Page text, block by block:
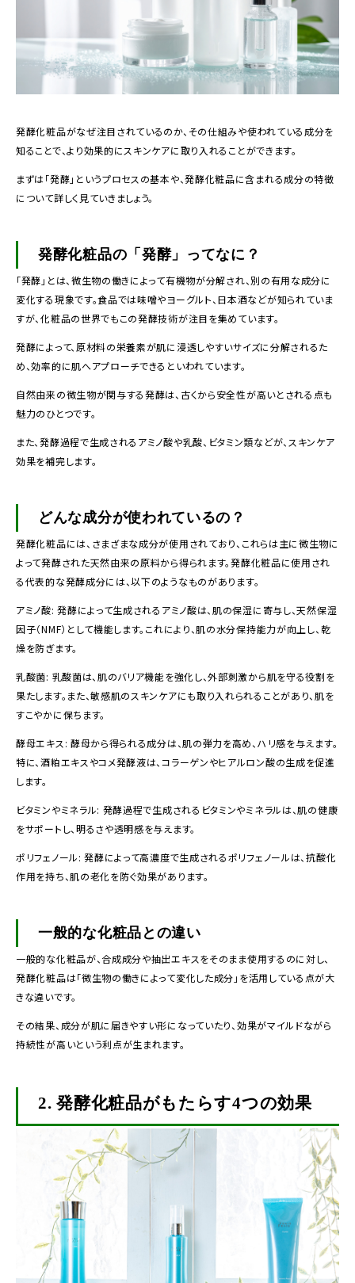
発酵化粧品がなぜ注目されているのか、その仕組みや使われている成分を
知ることで、より効果的にスキンケアに取り入れることができます。
まずは「発酵」というプロセスの基本や、発酵化粧品に含まれる成分の特徴
について詳しく見ていきましょう。
発酵化粧品の「発酵」ってなに？
「発酵」とは、微生物の働きによって有機物が分解され、別の有用な成分に
変化する現象です。食品では味噌やヨーグルト、日本酒などが知られていま
すが、化粧品の世界でもこの発酵技術が注目を集めています。
発酵によって、原材料の栄養素が肌に浸透しやすいサイズに分解されるた
め、効率的に肌へアプローチできるといわれています。
自然由来の微生物が関与する発酵は、古くから安全性が高いとされる点も
魅力のひとつです。
また、発酵過程で生成されるアミノ酸や乳酸、ビタミン類などが、スキンケア
効果を補完します。
どんな成分が使われているの？
発酵化粧品には、さまざまな成分が使用されており、これらは主に微生物に
よって発酵された天然由来の原料から得られます。発酵化粧品に使用され
る代表的な発酵成分には、以下のようなものがあります。
アミノ酸: 発酵によって生成されるアミノ酸は、肌の保湿に寄与し、天然保湿
因子（NMF）として機能します。これにより、肌の水分保持能力が向上し、乾
燥を防ぎます。
乳酸菌: 乳酸菌は、肌のバリア機能を強化し、外部刺激から肌を守る役割を
果たします。また、敏感肌のスキンケアにも取り入れられることがあり、肌を
すこやかに保ちます。
酵母エキス: 酵母から得られる成分は、肌の弾力を高め、ハリ感を与えます。
特に、酒粕エキスやコメ発酵液は、コラーゲンやヒアルロン酸の生成を促進
します。
ビタミンやミネラル: 発酵過程で生成されるビタミンやミネラルは、肌の健康
をサポートし、明るさや透明感を与えます。
ポリフェノール: 発酵によって高濃度で生成されるポリフェノールは、抗酸化
作用を持ち、肌の老化を防ぐ効果があります。
一般的な化粧品との違い
一般的な化粧品が、合成成分や抽出エキスをそのまま使用するのに対し、
発酵化粧品は「微生物の働きによって変化した成分」を活用している点が大
きな違いです。
その結果、成分が肌に届きやすい形になっていたり、効果がマイルドながら
持続性が高いという利点が生まれます。
2.発酵化粧品がもたらす4つの効果